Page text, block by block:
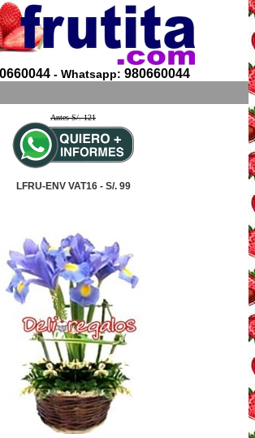
- Whatsapp: 980660044
Antes S/. 121
LFRU-ENV VAT16 - S/. 99